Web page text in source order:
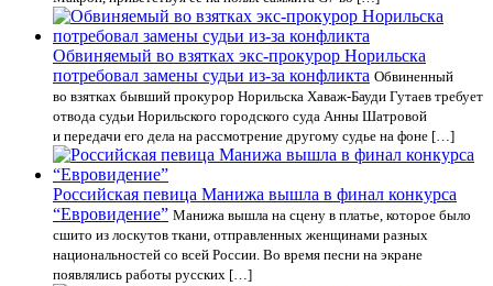
Обвиняемый во взятках экс-прокурор Норильска
потребовал замены судьи из-за конфликта Обвиненный
во взятках бывший прокурор Норильска Хаваж-Бауди Гутаев требует
отвода судьи Норильского городского суда Анны Шатровой
и передачи его дела на рассмотрение другому судье на фоне […]
Российская певица Манижа вышла в финал конкурса
“Евровидение” Манижа вышла на сцену в платье, которое было
сшито из лоскутов ткани, отправленных женщинами разных
национальностей со всей России. Во время песни на экране
появлялись работы русских […]